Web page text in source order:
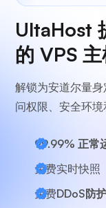
UltaHost
的 VPS
解锁为安道尔量
问权限、安全环境
99.99% 正常
免费实时快照
免费DDoS防